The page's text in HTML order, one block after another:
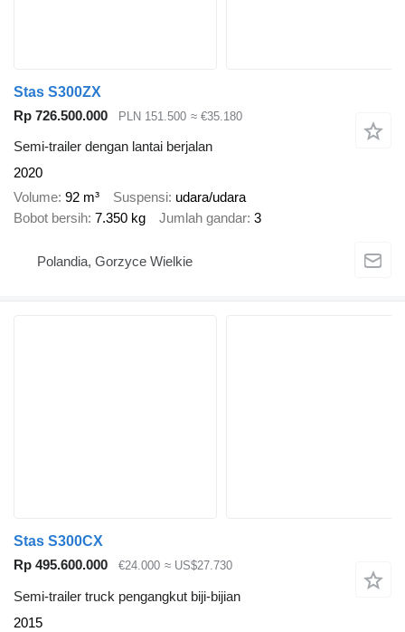
Stas S300ZX
Rp 726.500.000
PLN 151.500 ≈ €35.180
Semi-trailer dengan lantai berjalan
2020
Volume 92 m³ Suspensi udara/udara
Bobot bersih 7.350 kg Jumlah gandar 3
Polandia, Gorzyce Wielkie
Stas S300CX
Rp 495.600.000
€24.000 ≈ US$27.730
Semi-trailer truck pengangkut biji-bijian
2015